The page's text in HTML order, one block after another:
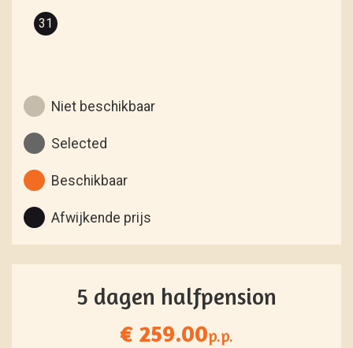
31
Niet beschikbaar
Selected
Beschikbaar
Afwijkende prijs
5 dagen halfpension
€ 259.00p.p.